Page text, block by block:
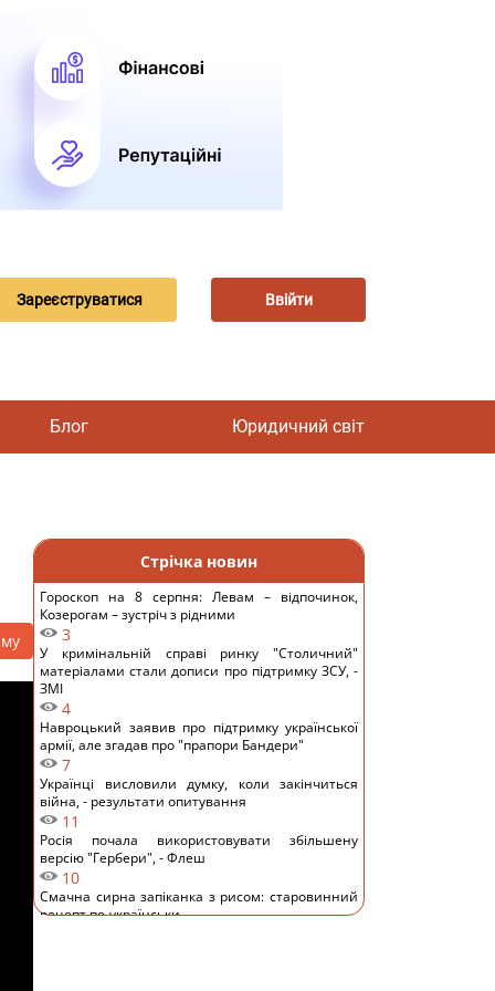
Зареєструватися Ввійти
Блог Юридичний світ
Стрічка новин
Гороскоп на 8 серпня: Левам – відпочинок,
Козерогам – зустріч з рідними
3
У кримінальній справі ринку "Столичний"
матеріалами стали дописи про підтримку ЗСУ, -
ЗМІ
4
Навроцький заявив про підтримку української
армії, але згадав про "прапори Бандери"
7
Українці висловили думку, коли закінчиться
війна, - результати опитування
11
Росія почала використовувати збільшену
версію "Гербери", - Флеш
10
Смачна сирна запіканка з рисом: старовинний
рецепт по-українськи